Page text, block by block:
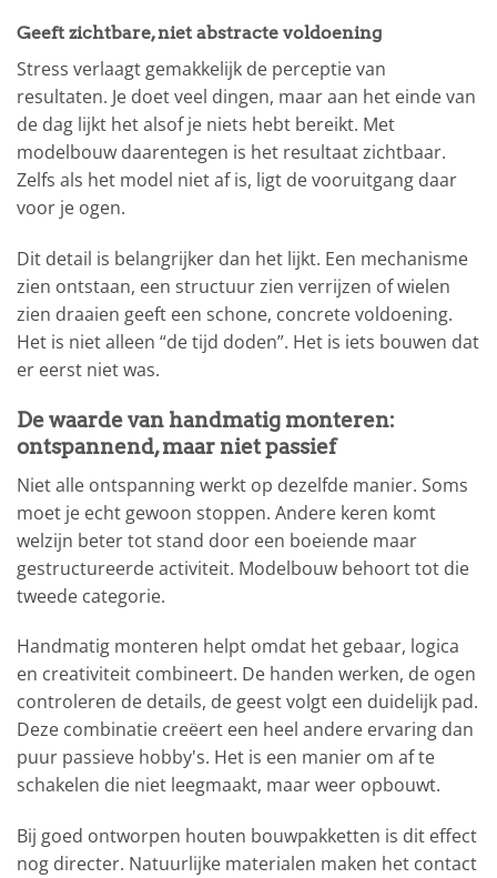
Geeft zichtbare, niet abstracte voldoening
Stress verlaagt gemakkelijk de perceptie van
resultaten. Je doet veel dingen, maar aan het einde van
de dag lijkt het alsof je niets hebt bereikt. Met
modelbouw daarentegen is het resultaat zichtbaar.
Zelfs als het model niet af is, ligt de vooruitgang daar
voor je ogen.
Dit detail is belangrijker dan het lijkt. Een mechanisme
zien ontstaan, een structuur zien verrijzen of wielen
zien draaien geeft een schone, concrete voldoening.
Het is niet alleen “de tijd doden”. Het is iets bouwen dat
er eerst niet was.
De waarde van handmatig monteren:
ontspannend, maar niet passief
Niet alle ontspanning werkt op dezelfde manier. Soms
moet je echt gewoon stoppen. Andere keren komt
welzijn beter tot stand door een boeiende maar
gestructureerde activiteit. Modelbouw behoort tot die
tweede categorie.
Handmatig monteren helpt omdat het gebaar, logica
en creativiteit combineert. De handen werken, de ogen
controleren de details, de geest volgt een duidelijk pad.
Deze combinatie creëert een heel andere ervaring dan
puur passieve hobby's. Het is een manier om af te
schakelen die niet leegmaakt, maar weer opbouwt.
Bij goed ontworpen houten bouwpakketten is dit effect
nog directer. Natuurlijke materialen maken het contact